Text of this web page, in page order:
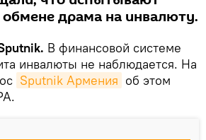
драма на инвалюту.
В финансовой системе
инвалюты не наблюдается. На
Sputnik Армения об этом